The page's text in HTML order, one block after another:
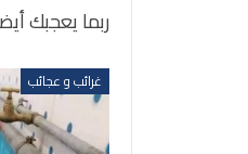
ربما يعجبك
غرائب و عجائب